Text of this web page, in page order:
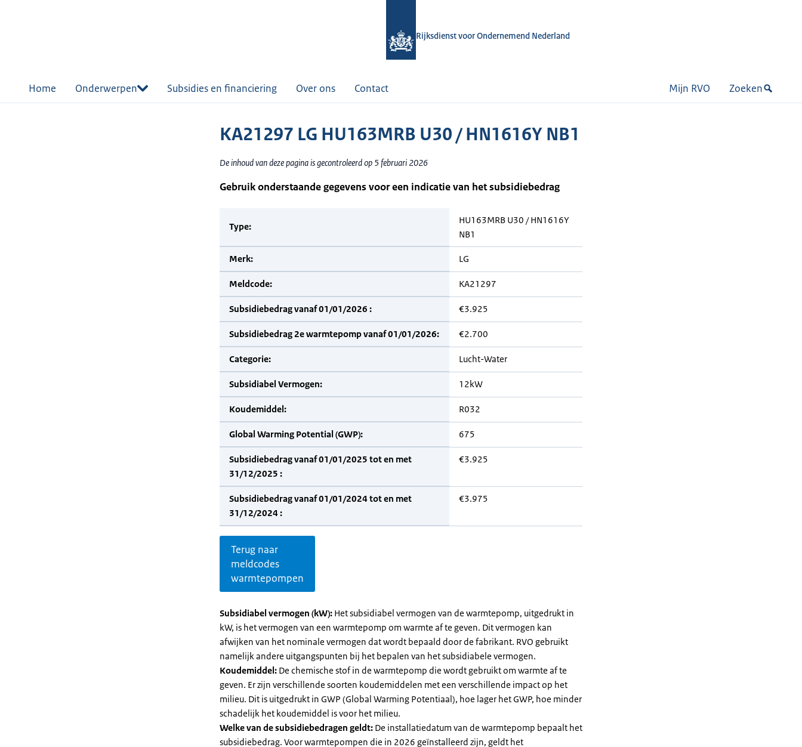
Rijksdienst voor Ondernemend Nederland
Home Onderwerpen Subsidies en financiering Over ons Contact Mijn RVO Zoeken
KA21297 LG HU163MRB U30 / HN1616Y NB1
De inhoud van deze pagina is gecontroleerd op 5 februari 2026
Gebruik onderstaande gegevens voor een indicatie van het subsidiebedrag
Type:
HU163MRB U30 / HN1616Y
NB1
Merk: LG
Meldcode: KA21297
Subsidiebedrag vanaf 01/01/2026 : €3.925
Subsidiebedrag 2e warmtepomp vanaf 01/01/2026: €2.700
Categorie: Lucht-Water
Subsidiabel Vermogen: 12kW
Koudemiddel: R032
Global Warming Potential (GWP): 675
Subsidiebedrag vanaf 01/01/2025 tot en met
31/12/2025 :
€3.925
Subsidiebedrag vanaf 01/01/2024 tot en met
31/12/2024 :
€3.975
Terug naar
meldcodes
warmtepompen
Subsidiabel vermogen (kW): Het subsidiabel vermogen van de warmtepomp, uitgedrukt in
kW, is het vermogen van een warmtepomp om warmte af te geven. Dit vermogen kan
afwijken van het nominale vermogen dat wordt bepaald door de fabrikant. RVO gebruikt
namelijk andere uitgangspunten bij het bepalen van het subsidiabele vermogen.
Koudemiddel: De chemische stof in de warmtepomp die wordt gebruikt om warmte af te
geven. Er zijn verschillende soorten koudemiddelen met een verschillende impact op het
milieu. Dit is uitgedrukt in GWP (Global Warming Potentiaal), hoe lager het GWP, hoe minder
schadelijk het koudemiddel is voor het milieu.
Welke van de subsidiebedragen geldt: De installatiedatum van de warmtepomp bepaalt het
subsidiebedrag. Voor warmtepompen die in 2026 geïnstalleerd zijn, geldt het